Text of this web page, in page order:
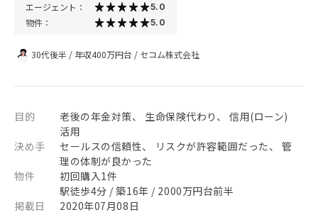
エージェント： 5.0
物件： 5.0
30代後半 / 年収400万円台 / セコム株式会社
目的
老後の年金対策、 生命保険代わり、 信用(ローン)
活用
決め手
セールスの信頼性、 リスクが許容範囲だった、 管
理の体制が良かった
物件
初回購入1件
駅徒歩4分 / 築16年 / 2000万円台前半
掲載日
2020年07月08日